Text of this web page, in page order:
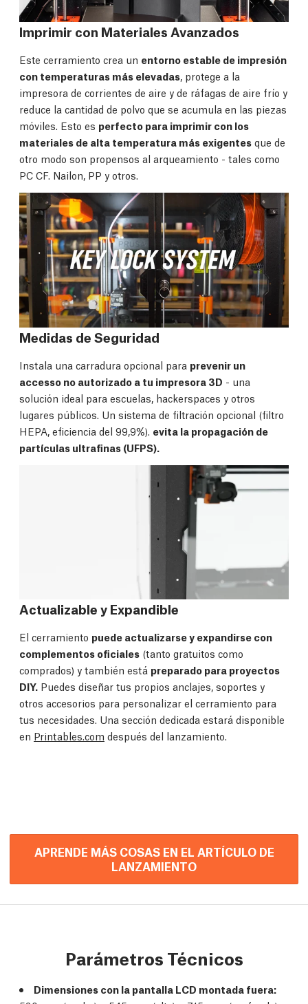
Imprimir con Materiales Avanzados
Este cerramiento crea un entorno estable de impresión
con temperaturas más elevadas , protege a la
impresora de corrientes de aire y de ráfagas de aire frío y
reduce la cantidad de polvo que se acumula en las piezas
móviles. Esto es perfecto para imprimir con los
materiales de alta temperatura más exigentes que de
otro modo son propensos al arqueamiento - tales como
PC CF. Nailon, PP y otros.
Medidas de Seguridad
Instala una carradura opcional para prevenir un
accesso no autorizado a tu impresora 3D - una
solución ideal para escuelas, hackerspaces y otros
lugares públicos. Un sistema de filtración opcional (filtro
HEPA, eficiencia del 99,9%). evita la propagación de
partículas ultrafinas (UFPS).
Actualizable y Expandible
El cerramiento puede actualizarse y expandirse con
complementos oficiales (tanto gratuitos como
comprados) y también está preparado para proyectos
DIY. Puedes diseñar tus propios anclajes, soportes y
otros accesorios para personalizar el cerramiento para
tus necesidades. Una sección dedicada estará disponible
en Printables.com después del lanzamiento.
APRENDE MÁS COSAS EN EL ARTÍCULO DE
LANZAMIENTO
Parámetros Técnicos
Dimensiones con la pantalla LCD montada fuera: